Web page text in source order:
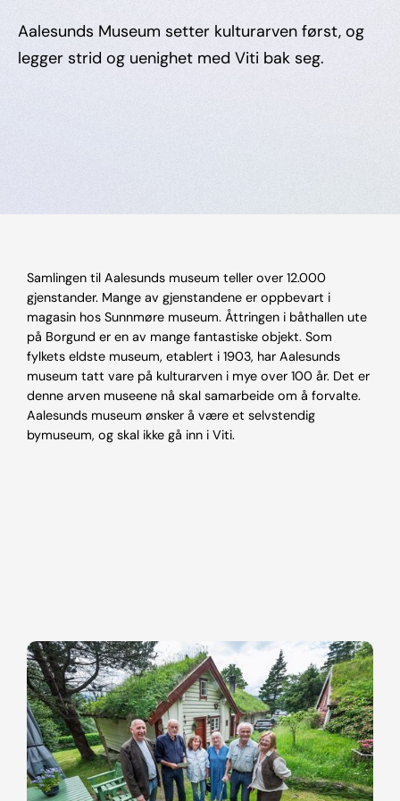
Aalesunds Museum setter kulturarven først, og
legger strid og uenighet med Viti bak seg.
Samlingen til Aalesunds museum teller over 12.000
gjenstander. Mange av gjenstandene er oppbevart i
magasin hos Sunnmøre museum. Åttringen i båthallen ute
på Borgund er en av mange fantastiske objekt. Som
fylkets eldste museum, etablert i 1903, har Aalesunds
museum tatt vare på kulturarven i mye over 100 år. Det er
denne arven museene nå skal samarbeide om å forvalte.
Aalesunds museum ønsker å være et selvstendig
bymuseum, og skal ikke gå inn i Viti.